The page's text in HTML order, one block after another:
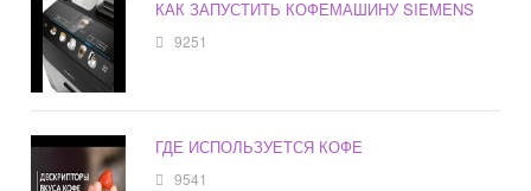
КАК ЗАПУСТИТЬ КОФЕМАШИНУ SIEMENS
9251
ГДЕ ИСПОЛЬЗУЕТСЯ КОФЕ
9541